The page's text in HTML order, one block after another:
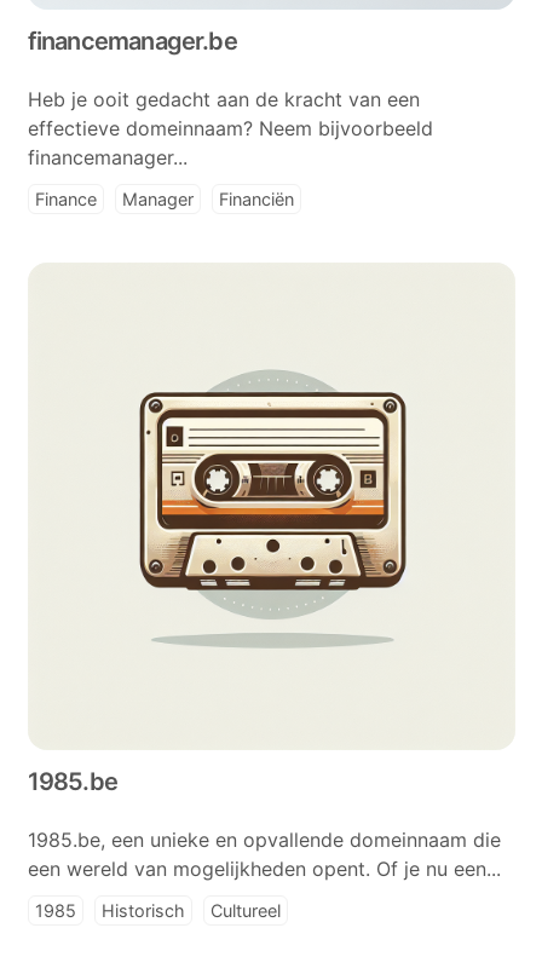
financemanager.be
Heb je ooit gedacht aan de kracht van een
effectieve domeinnaam? Neem bijvoorbeeld
financemanager...
Finance Manager Financiën
1985.be
1985.be, een unieke en opvallende domeinnaam die
een wereld van mogelijkheden opent. Of je nu een...
1985 Historisch Cultureel